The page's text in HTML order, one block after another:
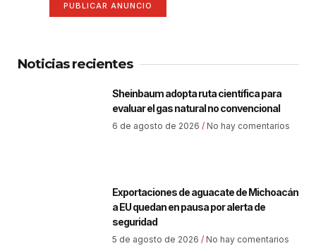
PUBLICAR ANUNCIO
Noticias recientes
Sheinbaum adopta ruta científica para
evaluar el gas natural no convencional
6 de agosto de 2026 No hay comentarios
Exportaciones de aguacate de Michoacán
a EU quedan en pausa por alerta de
seguridad
5 de agosto de 2026 No hay comentarios